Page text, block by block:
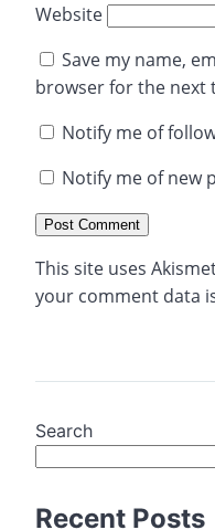
Website
Save my name,
browser for the next
Notify me of
Notify me of new
This site uses
your comment data
Search
Recent Posts